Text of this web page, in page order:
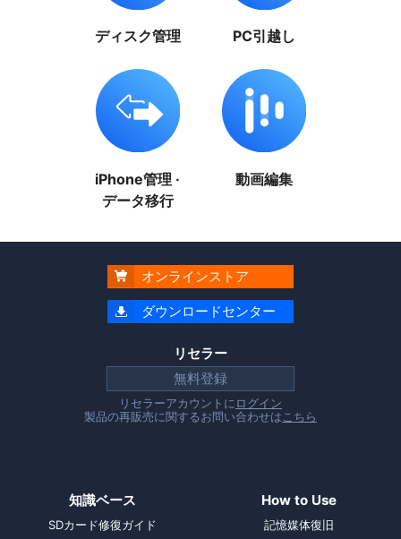
ディスク管理 PC引越し
iPhone管理 ·
データ移行
動画編集
 オンラインストア
 ダウンロードセンター
リセラー
無料登録
リセラーアカウントに ログイン
製品の再販売に関するお問い合わせは こちら
知識ベース
SDカード修復ガイド
How to Use
記憶媒体復旧